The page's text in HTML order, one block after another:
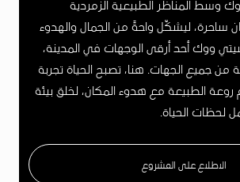
وسط المناظر الطبيعية الزمردية
ساحرة، ليشكّل واحةً من الجمال والهدوء
ووك أحد أرقى الوجهات في المدينة،
من جميع الجهات. هنا، تصبح الحياة تجربة
روعة الطبيعة مع هدوء المكان، لخلق بيئة
لحظات الحياة.
الاطلاع على المشروع